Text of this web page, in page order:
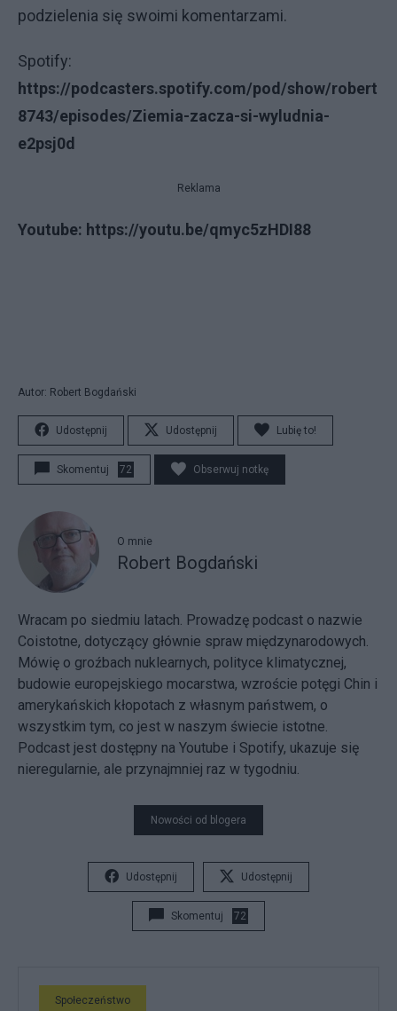
podzielenia się swoimi komentarzami.
Spotify:
https://podcasters.spotify.com/pod/show/robert
8743/episodes/Ziemia-zacza-si-wyludnia-
e2psj0d
Reklama
Youtube: https://youtu.be/qmyc5zHDI88
Autor: Robert Bogdański
Udostępnij Udostępnij Lubię to!
Skomentuj 72 Obserwuj notkę
O mnie
Robert Bogdański
Wracam po siedmiu latach. Prowadzę podcast o nazwie
Coistotne, dotyczący głównie spraw międzynarodowych.
Mówię o groźbach nuklearnych, polityce klimatycznej,
budowie europejskiego mocarstwa, wzroście potęgi Chin i
amerykańskich kłopotach z własnym państwem, o
wszystkim tym, co jest w naszym świecie istotne.
Podcast jest dostępny na Youtube i Spotify, ukazuje się
nieregularnie, ale przynajmniej raz w tygodniu.
Nowości od blogera
Udostępnij Udostępnij
Skomentuj 72
Społeczeństwo